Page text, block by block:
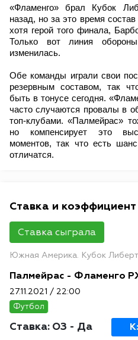
«Фламенго» брал Кубок
назад, но за это время
хотя герой того финала,
Только вот линия
изменилась.
Обе команды играли свои
резервным составом, так
быть в тонусе сегодня.
часто случаются провалы в
топ-клубами. «Палмейрас»
но компенсирует это
моментов, так что есть
отличатся.
Ставка и коэффициент
Ставка сыграла
Южная Америка. Кубок
Палмейрас - Фламенго
27.11.2021 / 22:00
Футбол
Ставка: ОЗ - Да